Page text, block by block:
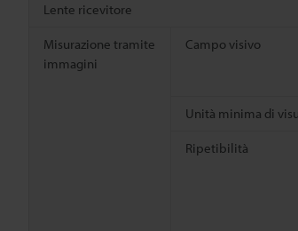
Lente ricevitore
Misurazione tramite
immagini
Campo visivo
Unità minima di
Ripetibilità